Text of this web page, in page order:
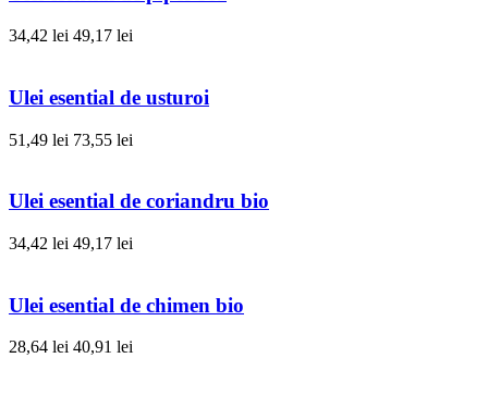
34,42 lei 49,17 lei
Ulei esential de usturoi
51,49 lei 73,55 lei
Ulei esential de coriandru bio
34,42 lei 49,17 lei
Ulei esential de chimen bio
28,64 lei 40,91 lei